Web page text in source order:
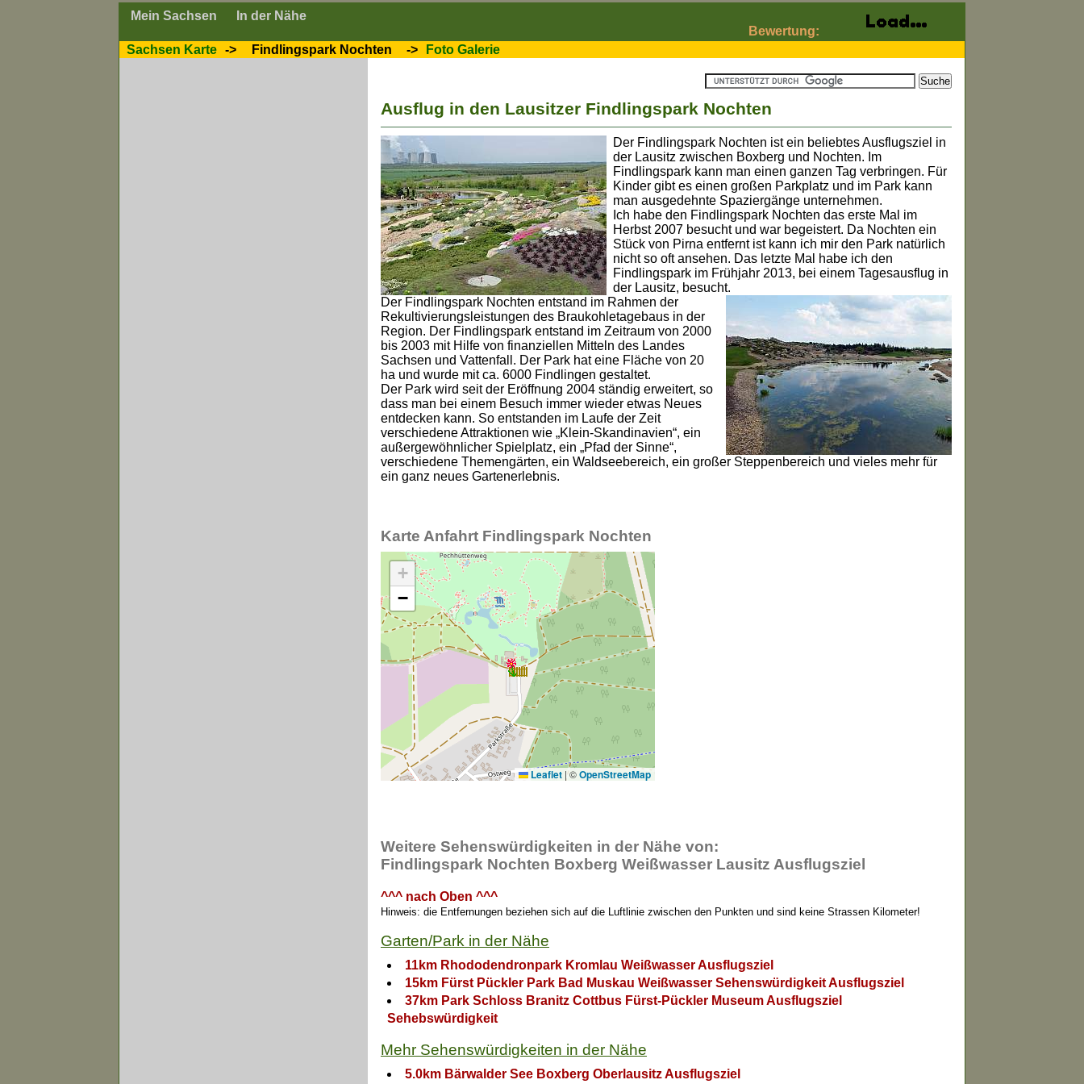
Bewertung:
Mein Sachsen In der Nähe
Sachsen Karte -> Findlingspark Nochten -> Foto Galerie
Ausflug in den Lausitzer Findlingspark Nochten
Der Findlingspark Nochten ist ein beliebtes Ausflugsziel in
der Lausitz zwischen Boxberg und Nochten. Im
Findlingspark kann man einen ganzen Tag verbringen. Für
Kinder gibt es einen großen Parkplatz und im Park kann
man ausgedehnte Spaziergänge unternehmen.
Ich habe den Findlingspark Nochten das erste Mal im
Herbst 2007 besucht und war begeistert. Da Nochten ein
Stück von Pirna entfernt ist kann ich mir den Park natürlich
nicht so oft ansehen. Das letzte Mal habe ich den
Findlingspark im Frühjahr 2013, bei einem Tagesausflug in
der Lausitz, besucht.
Der Findlingspark Nochten entstand im Rahmen der
Rekultivierungsleistungen des Braukohletagebaus in der
Region. Der Findlingspark entstand im Zeitraum von 2000
bis 2003 mit Hilfe von finanziellen Mitteln des Landes
Sachsen und Vattenfall. Der Park hat eine Fläche von 20
ha und wurde mit ca. 6000 Findlingen gestaltet.
Der Park wird seit der Eröffnung 2004 ständig erweitert, so
dass man bei einem Besuch immer wieder etwas Neues
entdecken kann. So entstanden im Laufe der Zeit
verschiedene Attraktionen wie „Klein-Skandinavien“, ein
außergewöhnlicher Spielplatz, ein „Pfad der Sinne“,
verschiedene Themengärten, ein Waldseebereich, ein großer Steppenbereich und vieles mehr für
ein ganz neues Gartenerlebnis.
Karte Anfahrt Findlingspark Nochten
+
−
Leaflet |©OpenStreetMap
Weitere Sehenswürdigkeiten in der Nähe von:
Findlingspark Nochten Boxberg Weißwasser Lausitz Ausflugsziel
^^^ nach Oben ^^^
Hinweis: die Entfernungen beziehen sich auf die Luftlinie zwischen den Punkten und sind keine Strassen Kilometer!
Garten/Park in der Nähe
11km Rhododendronpark Kromlau Weißwasser Ausflugsziel
15km Fürst Pückler Park Bad Muskau Weißwasser Sehenswürdigkeit Ausflugsziel
37km Park Schloss Branitz Cottbus Fürst-Pückler Museum Ausflugsziel
Sehebswürdigkeit
Mehr Sehenswürdigkeiten in der Nähe
5.0km Bärwalder See Boxberg Oberlausitz Ausflugsziel